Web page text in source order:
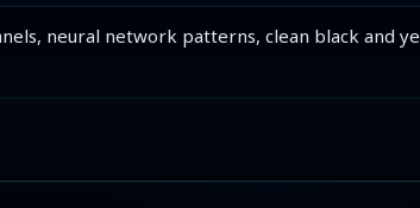
neural network patterns, clean black and